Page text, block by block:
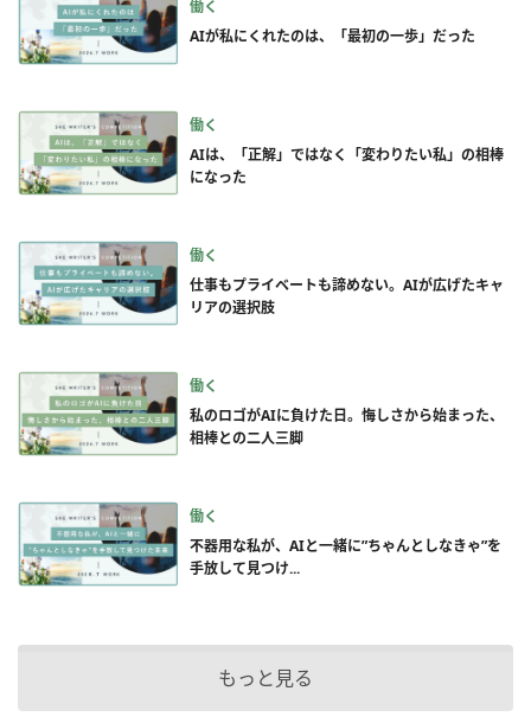
働く
AIが私にくれたのは、「最初の一歩」だった
働く
AIは、「正解」ではなく「変わりたい私」の相棒
になった
働く
仕事もプライベートも諦めない。AIが広げたキャ
リアの選択肢
働く
私のロゴがAIに負けた日。悔しさから始まった、
相棒との二人三脚
働く
不器用な私が、AIと一緒に”ちゃんとしなきゃ”を
手放して見つけ...
もっと見る